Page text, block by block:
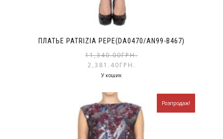
ПЛАТЬЕ PATRIZIA PEPE(DA0470/AN99-B467)
11,340.00ГРН.
2,381.40ГРН.
У кошик
Розпродаж!